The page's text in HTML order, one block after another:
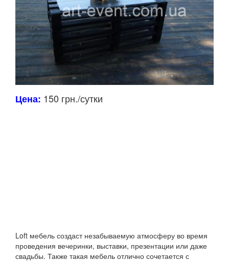
Цена: 150 грн./сутки
Loft мебель создаст незабываемую атмосферу во время
проведения вечеринки, выставки, презентации или даже
свадьбы. Также такая мебель отлично сочетается с